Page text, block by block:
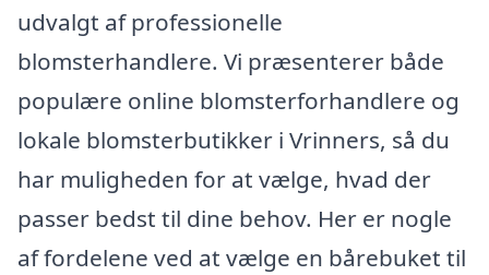
udvalgt af professionelle
blomsterhandlere. Vi præsenterer både
populære online blomsterforhandlere og
lokale blomsterbutikker i Vrinners, så du
har muligheden for at vælge, hvad der
passer bedst til dine behov. Her er nogle
af fordelene ved at vælge en bårebuket til